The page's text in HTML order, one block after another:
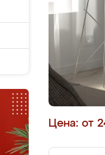
Цена: от